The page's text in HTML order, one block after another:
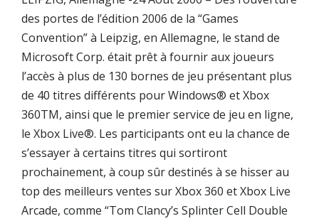
des portes de l’édition 2006 de la “Games
Convention” à Leipzig, en Allemagne, le stand de
Microsoft Corp. était prêt à fournir aux joueurs
l’accès à plus de 130 bornes de jeu présentant plus
de 40 titres différents pour Windows® et Xbox
360TM, ainsi que le premier service de jeu en ligne,
le Xbox Live®. Les participants ont eu la chance de
s’essayer à certains titres qui sortiront
prochainement, à coup sûr destinés à se hisser au
top des meilleurs ventes sur Xbox 360 et Xbox Live
Arcade, comme “Tom Clancy’s Splinter Cell Double